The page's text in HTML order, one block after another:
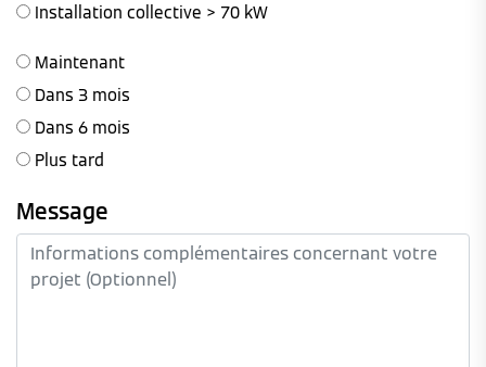
Installation collective > 70 kW
Maintenant
Dans 3 mois
Dans 6 mois
Plus tard
Message